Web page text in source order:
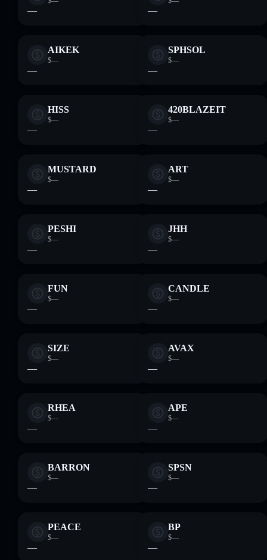
— —
AIKEK
$—
—
SPHSOL
$—
—
HISS
$—
—
420BLAZEIT
$—
—
MUSTARD
$—
—
ART
$—
—
PESHI
$—
—
JHH
$—
—
FUN
$—
—
CANDLE
$—
—
SIZE
$—
—
AVAX
$—
—
RHEA
$—
—
APE
$—
—
BARRON
$—
—
SPSN
$—
—
PEACE
$—
—
BP
$—
—